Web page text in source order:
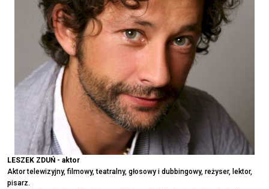
LESZEK ZDUŃ - aktor
Aktor telewizyjny, filmowy, teatralny, głosowy i dubbingowy, reżyser, lektor,
pisarz.